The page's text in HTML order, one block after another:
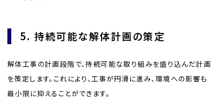
5. 持続可能な解体計画の策定
解体工事の計画段階で、持続可能な取り組みを盛り込んだ計画
を策定します。これにより、工事が円滑に進み、環境への影響も
最小限に抑えることができます。